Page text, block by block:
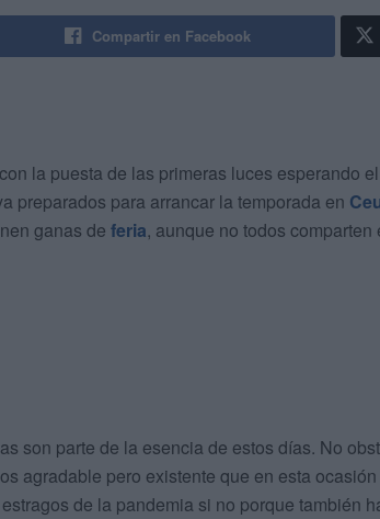
Compartir en Facebook
la puesta de las primeras luces esperando
preparados para arrancar la temporada en
ganas de feria, aunque no todos comparten
son parte de la esencia de estos días. No
agradable pero existente que en esta
de la pandemia si no porque también